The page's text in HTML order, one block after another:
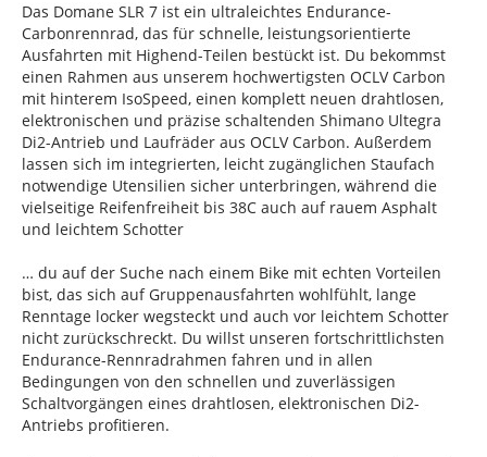
Das Domane SLR 7 ist ein ultraleichtes Endurance-
Carbonrennrad, das für schnelle, leistungsorientierte
Ausfahrten mit Highend-Teilen bestückt ist. Du bekommst
einen Rahmen aus unserem hochwertigsten OCLV Carbon
mit hinterem IsoSpeed, einen komplett neuen drahtlosen,
elektronischen und präzise schaltenden Shimano Ultegra
Di2-Antrieb und Laufräder aus OCLV Carbon. Außerdem
lassen sich im integrierten, leicht zugänglichen Staufach
notwendige Utensilien sicher unterbringen, während die
vielseitige Reifenfreiheit bis 38C auch auf rauem Asphalt
und leichtem Schotter
… du auf der Suche nach einem Bike mit echten Vorteilen
bist, das sich auf Gruppenausfahrten wohlfühlt, lange
Renntage locker wegsteckt und auch vor leichtem Schotter
nicht zurückschreckt. Du willst unseren fortschrittlichsten
Endurance-Rennradrahmen fahren und in allen
Bedingungen von den schnellen und zuverlässigen
Schaltvorgängen eines drahtlosen, elektronischen Di2-
Antriebs profitieren.